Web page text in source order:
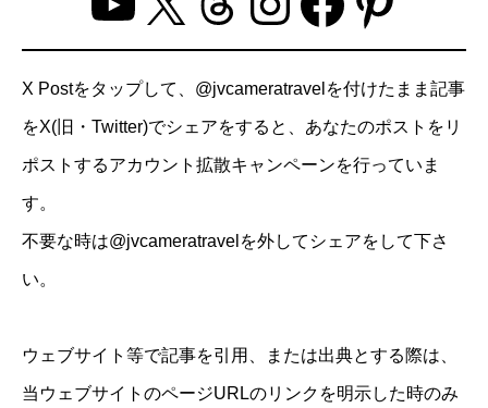
X Postをタップして、@jvcameratravelを付けたまま記事
をX(旧・Twitter)でシェアをすると、あなたのポストをリ
ポストするアカウント拡散キャンペーンを行っていま
す。
不要な時は@jvcameratravelを外してシェアをして下さ
い。
ウェブサイト等で記事を引用、または出典とする際は、
当ウェブサイトのページURLのリンクを明示した時のみ